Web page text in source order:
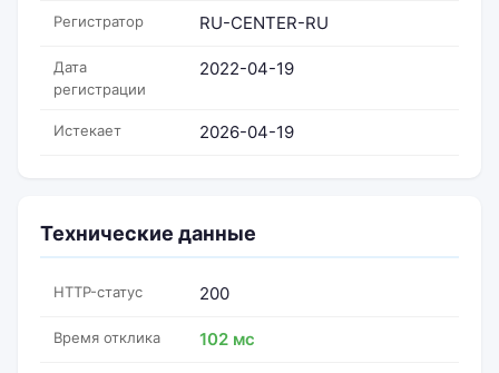
Регистратор RU-CENTER-RU
Дата
регистрации
2022-04-19
Истекает 2026-04-19
Технические данные
HTTP-статус 200
Время отклика 102 мс